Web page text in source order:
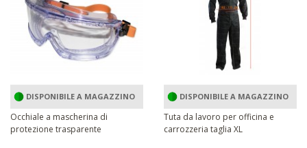
DISPONIBILE A MAGAZZINO
Occhiale a mascherina di
protezione trasparente
DISPONIBILE A MAGAZZINO
Tuta da lavoro per officina e
carrozzeria taglia XL